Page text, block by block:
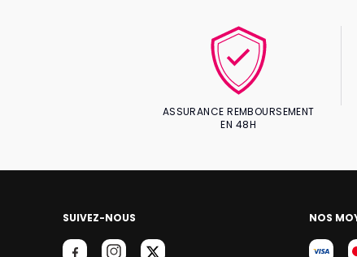
ASSURANCE REMBOURSEMENT
EN 48H
SUIVEZ-NOUS NOS